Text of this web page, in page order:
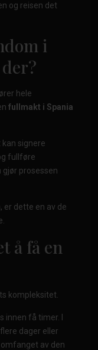
og reisen det
i
hele
fullmakt i Spania
signere
fullføre
gjør prosessen
er dette en av de
å få en
kompleksitet.
innen få timer. I
dager eller
av den